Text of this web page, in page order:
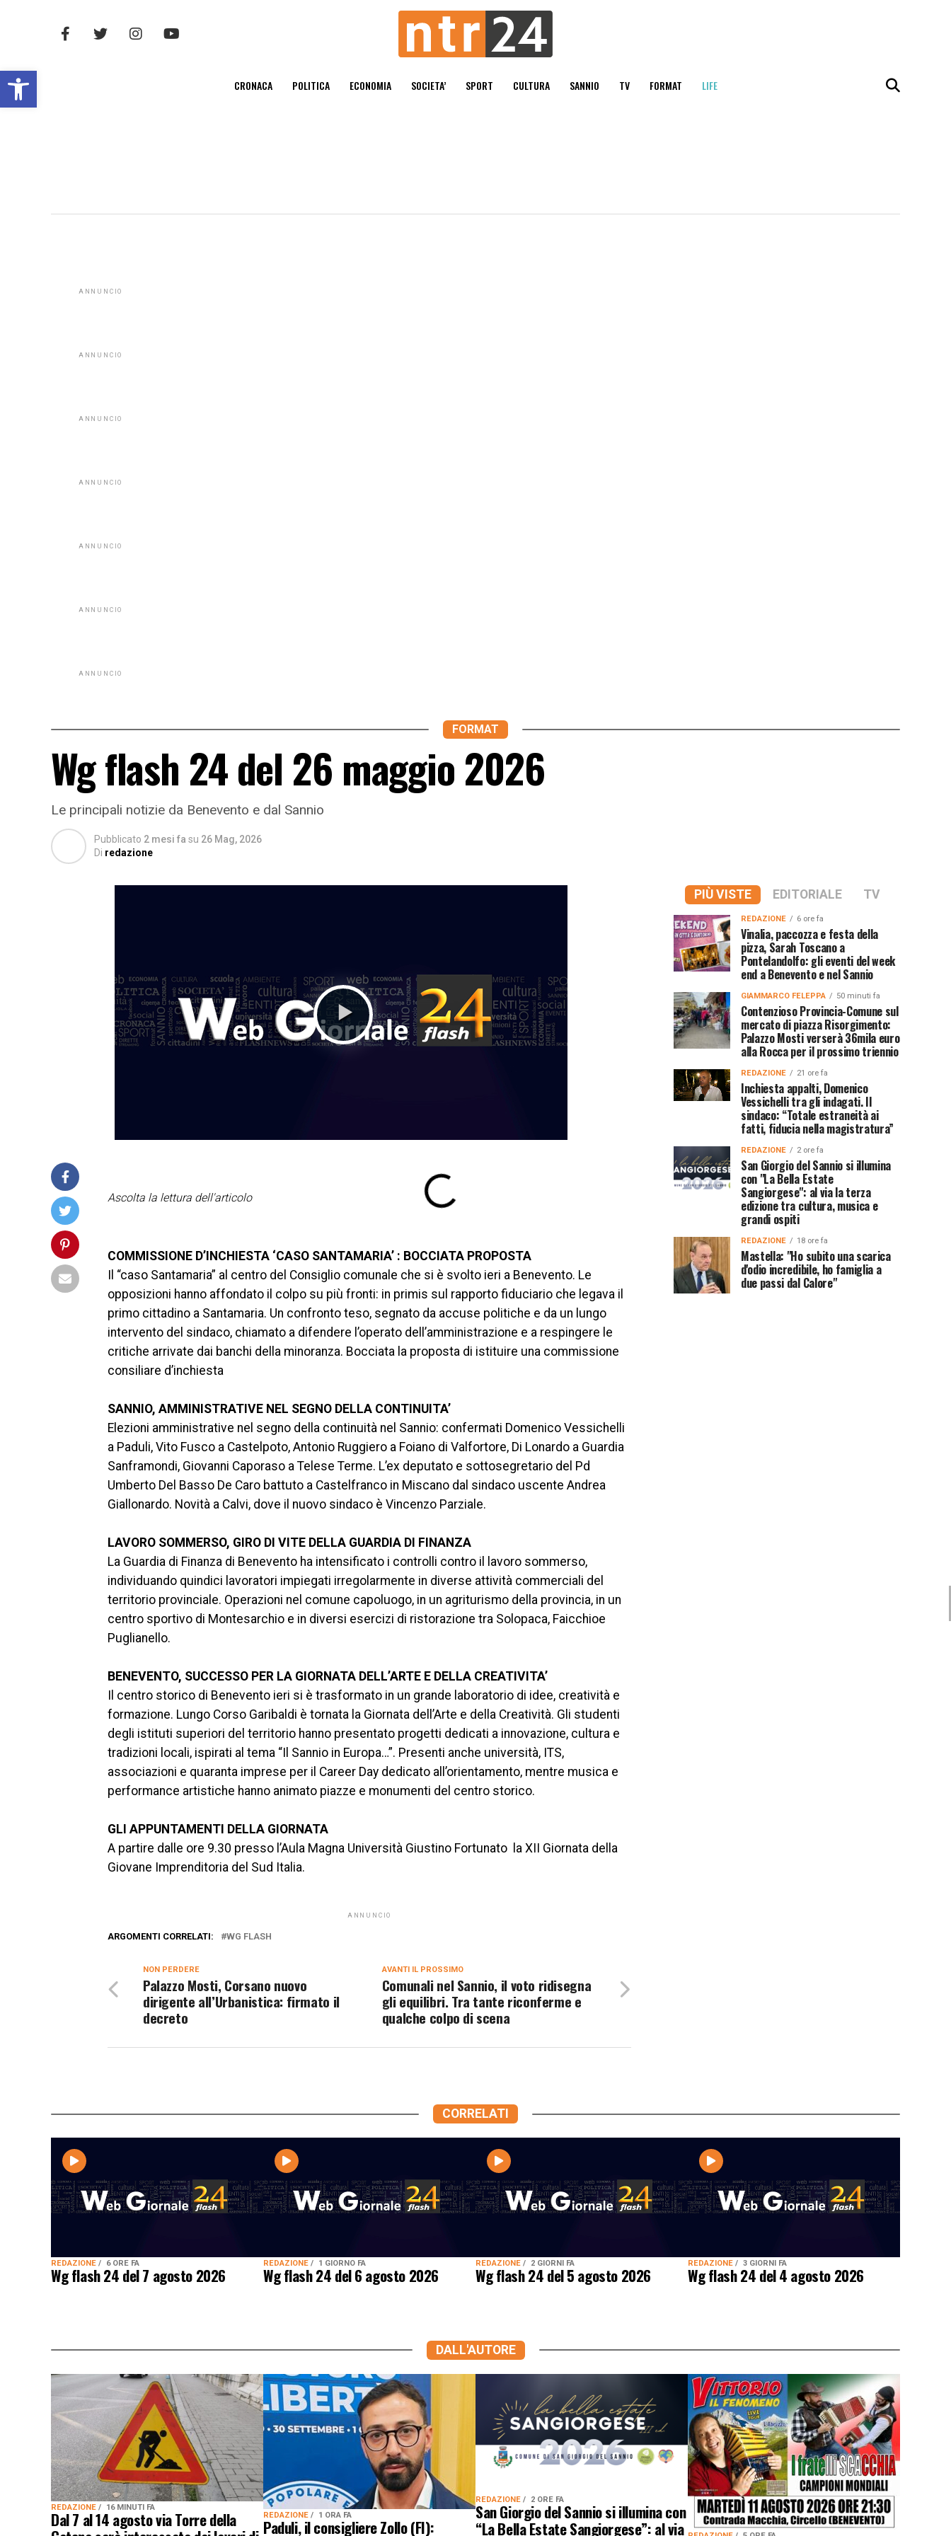
Open toolbar CRONACA POLITICA ECONOMIA SOCIETA’ SPORT CULTURA SANNIO TV FORMAT LIFE
ANNUNCIO
ANNUNCIO
ANNUNCIO
ANNUNCIO
ANNUNCIO
ANNUNCIO
ANNUNCIO
FORMAT
Wg flash 24 del 26 maggio 2026
Le principali notizie da Benevento e dal Sannio
Pubblicato 2 mesi fa su 26 Mag, 2026
Di redazione
Ascolta la lettura dell'articolo
COMMISSIONE D’INCHIESTA ‘CASO SANTAMARIA’ : BOCCIATA PROPOSTA
Il “caso Santamaria” al centro del Consiglio comunale che si è svolto ieri a Benevento. Le
opposizioni hanno affondato il colpo su più fronti: in primis sul rapporto fiduciario che legava il
primo cittadino a Santamaria. Un confronto teso, segnato da accuse politiche e da un lungo
intervento del sindaco, chiamato a difendere l’operato dell’amministrazione e a respingere le
critiche arrivate dai banchi della minoranza. Bocciata la proposta di istituire una commissione
consiliare d’inchiesta
SANNIO, AMMINISTRATIVE NEL SEGNO DELLA CONTINUITA’
Elezioni amministrative nel segno della continuità nel Sannio: confermati Domenico Vessichelli
a Paduli, Vito Fusco a Castelpoto, Antonio Ruggiero a Foiano di Valfortore, Di Lonardo a Guardia
Sanframondi, Giovanni Caporaso a Telese Terme. L’ex deputato e sottosegretario del Pd
Umberto Del Basso De Caro battuto a Castelfranco in Miscano dal sindaco uscente Andrea
Giallonardo. Novità a Calvi, dove il nuovo sindaco è Vincenzo Parziale.
LAVORO SOMMERSO, GIRO DI VITE DELLA GUARDIA DI FINANZA
La Guardia di Finanza di Benevento ha intensificato i controlli contro il lavoro sommerso,
individuando quindici lavoratori impiegati irregolarmente in diverse attività commerciali del
territorio provinciale. Operazioni nel comune capoluogo, in un agriturismo della provincia, in un
centro sportivo di Montesarchio e in diversi esercizi di ristorazione tra Solopaca, Faicchioe
Puglianello.
BENEVENTO, SUCCESSO PER LA GIORNATA DELL’ARTE E DELLA CREATIVITA’
Il centro storico di Benevento ieri si è trasformato in un grande laboratorio di idee, creatività e
formazione. Lungo Corso Garibaldi è tornata la Giornata dell’Arte e della Creatività. Gli studenti
degli istituti superiori del territorio hanno presentato progetti dedicati a innovazione, cultura e
tradizioni locali, ispirati al tema “Il Sannio in Europa…”. Presenti anche università, ITS,
associazioni e quaranta imprese per il Career Day dedicato all’orientamento, mentre musica e
performance artistiche hanno animato piazze e monumenti del centro storico.
GLI APPUNTAMENTI DELLA GIORNATA
A partire dalle ore 9.30 presso l’Aula Magna Università Giustino Fortunato la XII Giornata della
Giovane Imprenditoria del Sud Italia.
ANNUNCIO
ARGOMENTI CORRELATI: WG FLASH
AVANTI IL ​​PROSSIMO
Comunali nel Sannio, il voto ridisegna
gli equilibri. Tra tante riconferme e
qualche colpo di scena
NON PERDERE
Palazzo Mosti, Corsano nuovo
dirigente all’Urbanistica: firmato il
decreto
PIÙ VISTE EDITORIALE TV
REDAZIONE 6 ore fa
Vinalia, paccozza e festa della
pizza, Sarah Toscano a
Pontelandolfo: gli eventi del week
end a Benevento e nel Sannio
GIAMMARCO FELEPPA 50 minuti fa
Contenzioso Provincia-Comune sul
mercato di piazza Risorgimento:
Palazzo Mosti verserà 36mila euro
alla Rocca per il prossimo triennio
REDAZIONE 21 ore fa
Inchiesta appalti, Domenico
Vessichelli tra gli indagati. Il
sindaco: “Totale estraneità ai
fatti, fiducia nella magistratura”
REDAZIONE 2 ore fa
San Giorgio del Sannio si illumina
con "La Bella Estate
Sangiorgese": al via la terza
edizione tra cultura, musica e
grandi ospiti
REDAZIONE 18 ore fa
Mastella: "Ho subito una scarica
d'odio incredibile, ho famiglia a
due passi dal Calore"
CORRELATI
REDAZIONE 6 ORE FA
Wg flash 24 del 7 agosto 2026
REDAZIONE 1 GIORNO FA
Wg flash 24 del 6 agosto 2026
REDAZIONE 2 GIORNI FA
Wg flash 24 del 5 agosto 2026
REDAZIONE 3 GIORNI FA
Wg flash 24 del 4 agosto 2026
DALL'AUTORE
REDAZIONE 16 MINUTI FA
Dal 7 al 14 agosto via Torre della REDAZIONE 1 ORA FA
Paduli, il consigliere Zollo (FI):
REDAZIONE 2 ORE FA
San Giorgio del Sannio si illumina con
“La Bella Estate Sangiorgese”: al via